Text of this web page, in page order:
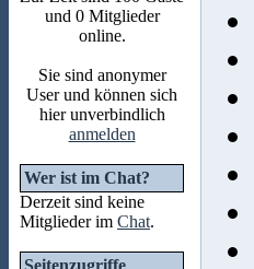
und 0 Mitglieder
online.
Sie sind anonymer
User und können sich
hier unverbindlich
anmelden
Wer ist im Chat?
Derzeit sind keine
Mitglieder im Chat.
Seitenzugriffe